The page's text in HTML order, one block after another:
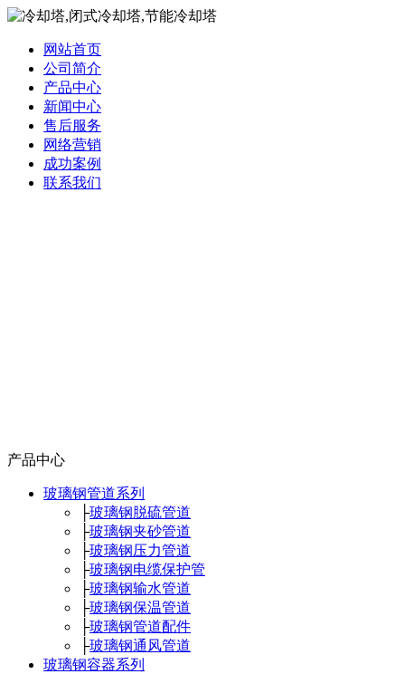
网站首页
公司简介
产品中心
新闻中心
售后服务
网络营销
成功案例
联系我们
产品中心
玻璃钢管道系列
├玻璃钢脱硫管道
├玻璃钢夹砂管道
├玻璃钢压力管道
├玻璃钢电缆保护管
├玻璃钢输水管道
├玻璃钢保温管道
├玻璃钢管道配件
├玻璃钢通风管道
玻璃钢容器系列